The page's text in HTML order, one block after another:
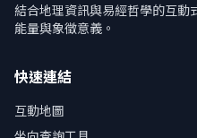
結合地理資訊與易經哲學的互動
能量與象徵意義。
快速連結
互動地圖